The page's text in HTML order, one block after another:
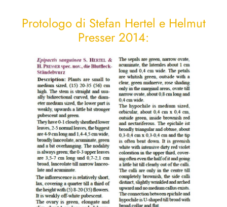
Protologo di Stefan Hertel e Helmut
Presser 2014: